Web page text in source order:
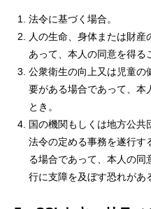
法令に基づく場合。
人の生命、身体または財
あって、本人の同意を得る
公衆衛生の向上又は児童の
要がある場合であって、本
とき。
国の機関もしくは地方公共
法令の定める事務を遂行す
る場合であって、本人の同
行に支障を及ぼす恐れがあ